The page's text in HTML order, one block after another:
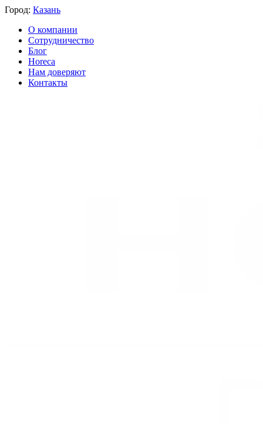
Город: Казань
О компании
Сотрудничество
Блог
Horeca
Нам доверяют
Контакты